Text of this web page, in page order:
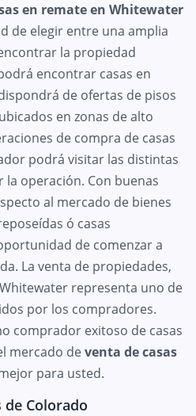
en remate en Whitewater
de elegir entre una amplia
la propiedad
encontrar casas en
de ofertas de pisos
en zonas de alto
de compra de casas
podrá visitar las distintas
operación. Con buenas
al mercado de bienes
ó casas
de comenzar a
La venta de propiedades,
representa uno de
por los compradores.
comprador exitoso de casas
mercado deventa de casas
para usted.
de Colorado